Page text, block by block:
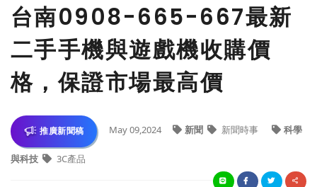
台南0908-665-667最新
二手手機與遊戲機收購價
格，保證市場最高價
推廣新聞稿 May 09,2024 新聞 新聞時事 科學
與科技 3C產品